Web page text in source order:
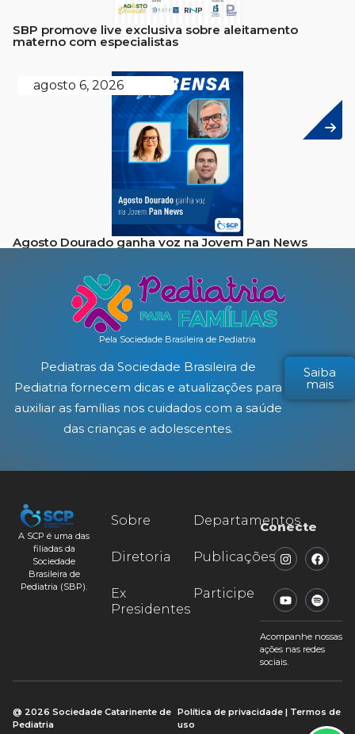
SBP promove live exclusiva sobre aleitamento
materno com especialistas
agosto 6, 2026
Agosto Dourado ganha voz na Jovem Pan News
Pela Sociedade Brasileira de Pediatria
Pediatras da Sociedade Brasileira de
Pediatria fornecem dicas e atualizações para
auxiliar as famílias nos cuidados com a saúde
das crianças e adolescentes.
Saiba
mais
A SCP é uma das
filiadas da
Sociedade
Brasileira de
Pediatria (SBP).
Sobre
Diretoria
Ex
Presidentes
Departamentos
Publicações
Participe
Conecte
Acompanhe nossas
ações nas redes
sociais.
@ 2026 Sociedade Catarinente de
Pediatria
Política de privacidade | Termos de
uso